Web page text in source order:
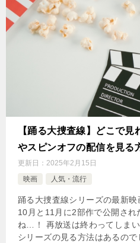
【踊る大捜査線】どこで
やスピンオフの配信を見る
更新日： 2025年2月15日
映画
人気・流行
踊る大捜査線シリーズの最新
10月と11月に2部作で公開され
ね…！ 再放送は終わってしまい
シリーズの見る方法はあるの